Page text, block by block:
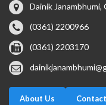
Dainik Janambhumi,
(0361) 2200966
(0361) 2203170
About Us